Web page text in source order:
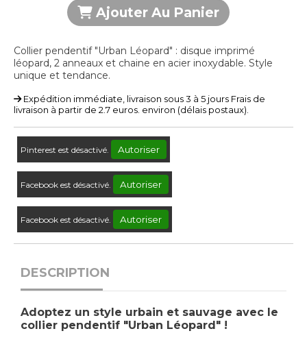
Ajouter Au Panier
Collier pendentif "Urban Léopard" : disque imprimé
léopard, 2 anneaux et chaine en acier inoxydable. Style
unique et tendance.
Expédition immédiate, livraison sous 3 à 5 jours Frais de
livraison à partir de 2.7 euros. environ (délais postaux).
Pinterest est désactivé. Autoriser
Facebook est désactivé. Autoriser
Facebook est désactivé. Autoriser
DESCRIPTION
Adoptez un style urbain et sauvage avec le
collier pendentif "Urban Léopard" !